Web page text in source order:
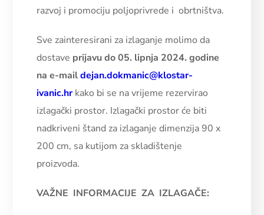
razvoj i promociju poljoprivrede i obrtništva.
Sve zainteresirani za izlaganje molimo da
dostave prijavu do 05. lipnja 2024. godine
na e-mail dejan.dokmanic@klostar-
ivanic.hr kako bi se na vrijeme rezervirao
izlagački prostor. Izlagački prostor će biti
nadkriveni štand za izlaganje dimenzija 90 x
200 cm, sa kutijom za skladištenje
proizvoda.
VAŽNE INFORMACIJE ZA IZLAGAČE: